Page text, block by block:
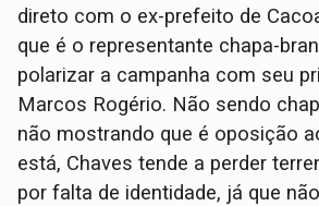
direto com o ex-prefeito de
que é o representante chapa-
polarizar a campanha com seu
Marcos Rogério. Não sendo
não mostrando que é oposição
está, Chaves tende a perder
por falta de identidade, já que